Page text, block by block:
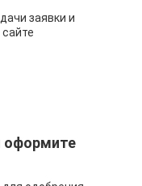
заявки и
оформите